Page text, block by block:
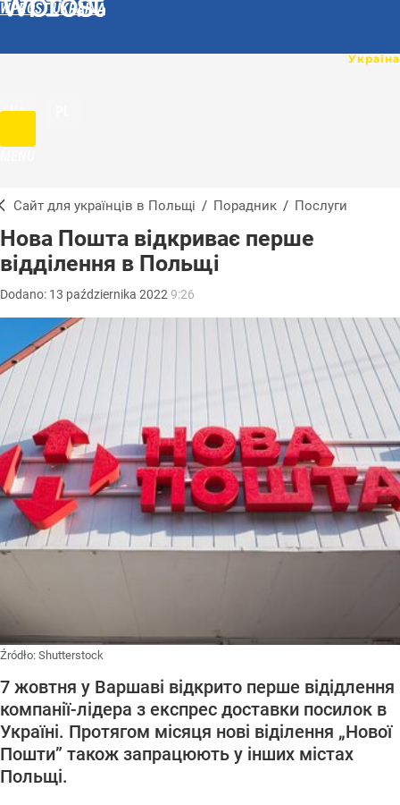
WPROST UKRAINA
UA
Сайт для українців в Польщі / Порадник / Послуги
Нова Пошта відкриває перше
відділення в Польщі
Dodano: 13 października 2022 9:26
Źródło: Shutterstock
7 жовтня у Варшаві відкрито перше відідлення
компанії-лідера з експрес доставки посилок в
Україні. Протягом місяця нові віділення „Нової
Пошти” також запрацюють у інших містах
Польщі.